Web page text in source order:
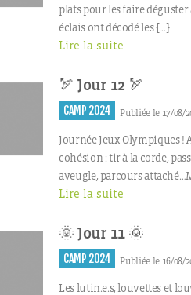
plats pour les faire déguster
éclais ont décodé les […]
Lire la suite
🏹 Jour 12 🏹
CAMP 2024 Publiée le 17/08/
Journée Jeux Olympiques !
cohésion : tir à la corde,
aveugle, parcours
Lire la suite
🌞 Jour 11 🌞
CAMP 2024 Publiée le 16/08/
Les lutin.e.s, louvettes et